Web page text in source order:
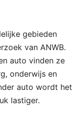
gebieden
van ANWB.
auto vinden ze
onderwijs en
auto wordt het
lastiger.